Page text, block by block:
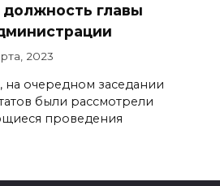
должность главы
2023
на очередном заседании
были рассмотрели
проведения